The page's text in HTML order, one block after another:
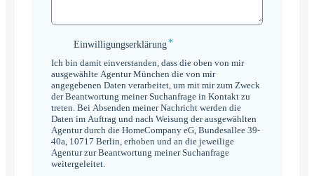
Einwilligungserklärung
Einwilligungserklärung*
Ich bin damit einverstanden, dass die oben von mir
ausgewählte Agentur München die von mir
angegebenen Daten verarbeitet, um mit mir zum Zweck
der Beantwortung meiner Suchanfrage in Kontakt zu
treten. Bei Absenden meiner Nachricht werden die
Daten im Auftrag und nach Weisung der ausgewählten
Agentur durch die HomeCompany eG, Bundesallee 39-
40a, 10717 Berlin, erhoben und an die jeweilige
Agentur zur Beantwortung meiner Suchanfrage
weitergeleitet.